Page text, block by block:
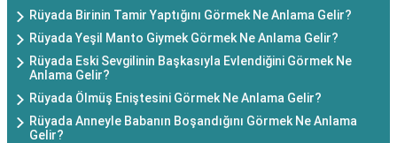
Rüyada Birinin Tamir Yaptığını Görmek Ne Anlama Gelir?
Rüyada Yeşil Manto Giymek Görmek Ne Anlama Gelir?
Rüyada Eski Sevgilinin Başkasıyla Evlendiğini Görmek Ne
Anlama Gelir?
Rüyada Ölmüş Eniştesini Görmek Ne Anlama Gelir?
Rüyada Anneyle Babanın Boşandığını Görmek Ne Anlama
Gelir?